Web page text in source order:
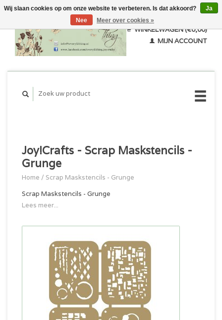
WINKELWAGEN (€0,00)
MIJN ACCOUNT
Joy!Crafts - Scrap Maskstencils -
Grunge
Home / Scrap Maskstencils - Grunge
Scrap Maskstencils - Grunge
Lees meer...
Wij slaan cookies op om onze website te verbeteren. Is dat akkoord?
Ja
Nee
Meer over cookies »